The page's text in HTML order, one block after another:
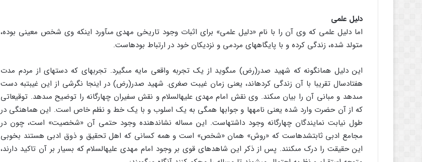
دلیل علمى
اما دلیل علمى که وى آن را با نام «دلیل علمى‏» براى اثبات وجود تاریخى مهدى مى‏آورد این‏که وى شخص معینى بوده،
متولد شده، زندگى کرده و با پایگاههاى مردمى و نزدیکان خود در ارتباط بوده‏است.
این دلیل همان‏گونه که شهید صدر(رض) مى‏گوید از یک تجربه واقعى مایه مى‏گیرد. تجربه‏اى که دسته‏اى از مردم مدت
هفتادسال تقریبا با آن زندگى کرده‏اند، یعنى زمان غیبت صغرى. شهید صدر(رض) در این‏جا نگرشى از این غیبت‏به دست
مى‏دهد و مبانى آن را بیان مى‏کند. وى نقش امام مهدى علیه‏السلام و نقش سفیران چهارگانه را توضیح مى‏دهد. توقیعاتى
که از آن حضرت وارد شده یعنى نامه‏ها و جوابها همگى به یک اسلوب و با یک خط و نظم خاص است. این هماهنگى در
طول نیابت نمایندگان چهارگانه وجود داشته‏است. این مساله نشان‏دهنده وجود حتمى آن «شخصیت‏» است، چون در
مجامع ادبى ثابت‏شده‏است که «روش‏» همان «شخص‏» است و همه کسانى که اهل تحقیق و ذوق ادبى هستند بخوبى
این حقیقت را درک مى‏کنند. پس از ذکر این شاهدهاى قوى بر وجود امام مهدى علیه‏السلام که بسیار بر آن تاکید دارند،